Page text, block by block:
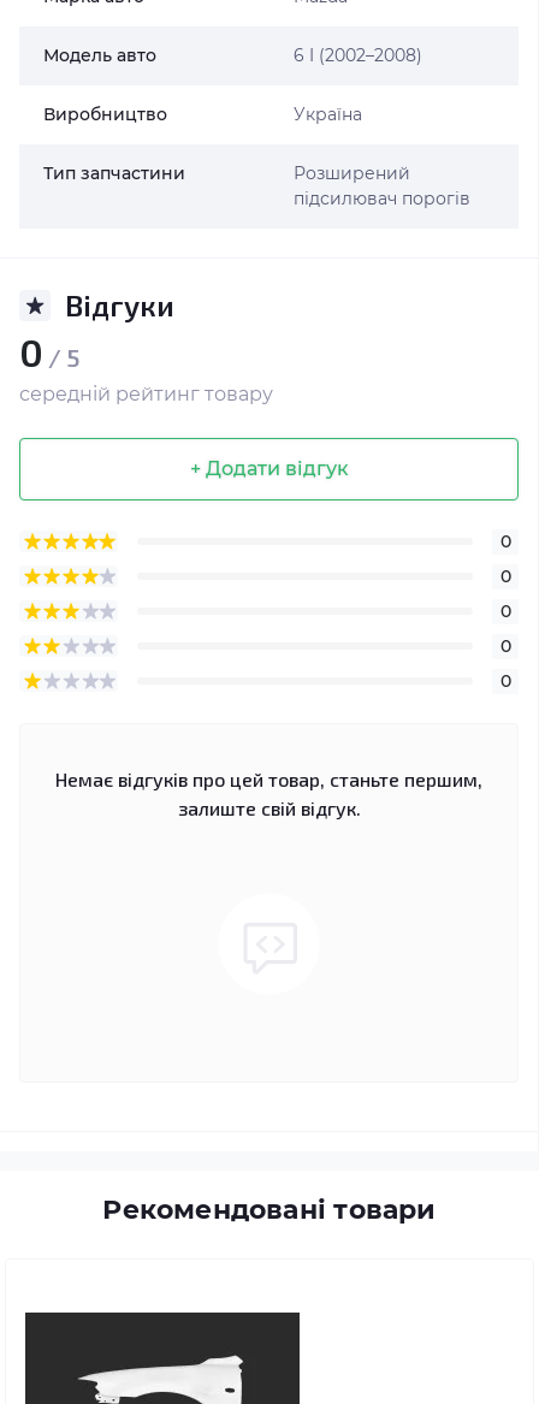
Модель авто 6 I (2002–2008)
Виробництво Україна
Тип запчастини
Розширений
підсилювач порогів
Відгуки
0 / 5
середній рейтинг товару
+ Додати відгук
0
0
0
0
0
Немає відгуків про цей товар, станьте першим,
залиште свій відгук.
Рекомендовані товари